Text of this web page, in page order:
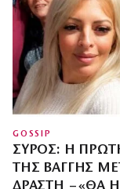
GOSSIP
ΣΎΡΟΣ: Η
ΤΗΣ ΒΆΓΓΗΣ